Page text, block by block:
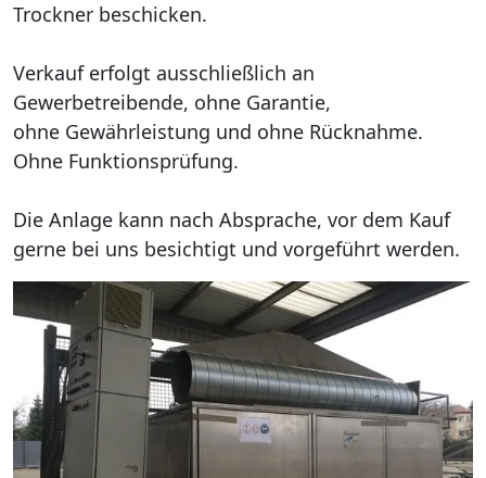
Trockner beschicken.
Verkauf erfolgt ausschließlich an
Gewerbetreibende, ohne Garantie,
ohne Gewährleistung und ohne Rücknahme.
Ohne Funktionsprüfung.
Die Anlage kann nach Absprache, vor dem Kauf
gerne bei uns besichtigt und vorgeführt werden.